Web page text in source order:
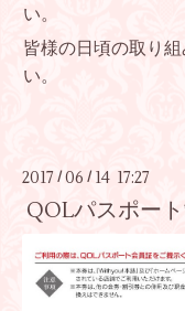
い。
皆様の日頃の取り
い。
2017 /06 / 14 17:27
QOLパスポー